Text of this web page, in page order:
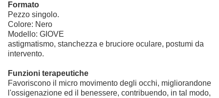
Formato
Pezzo singolo.
Colore: Nero
Modello: GIOVE
astigmatismo, stanchezza e bruciore oculare, postumi da
intervento.
Funzioni terapeutiche
Favoriscono il micro movimento degli occhi, migliorandone
l'ossigenazione ed il benessere, contribuendo, in tal modo,